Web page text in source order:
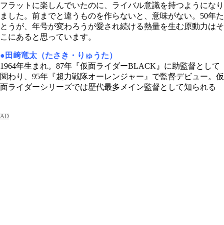
フラットに楽しんでいたのに、ライバル意識を持つようになり
ました。前までと違うものを作らないと、意味がない。50年た
とうが、年号が変わろうが愛され続ける熱量を生む原動力はそ
こにあると思っています。
●田﨑竜太（たさき・りゅうた）
1964年生まれ。87年『仮面ライダーBLACK』に助監督として
関わり、95年『超力戦隊オーレンジャー』で監督デビュー。仮
面ライダーシリーズでは歴代最多メイン監督として知られる